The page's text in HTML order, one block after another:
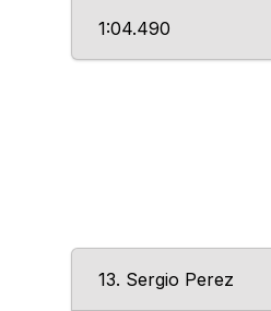
1:04.490
13. Sergio Perez